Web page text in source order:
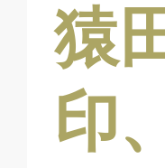
猿
印